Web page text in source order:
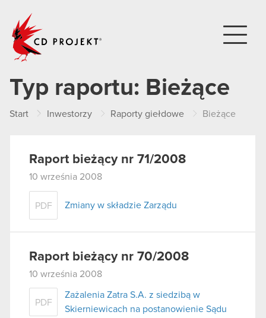
Typ raportu: Bieżące
Start Inwestorzy Raporty giełdowe Bieżące
Raport bieżący nr 71/2008
10 września 2008
PDF Zmiany w składzie Zarządu
Raport bieżący nr 70/2008
10 września 2008
PDF
Zażalenia Zatra S.A. z siedzibą w
Skierniewicach na postanowienie Sądu